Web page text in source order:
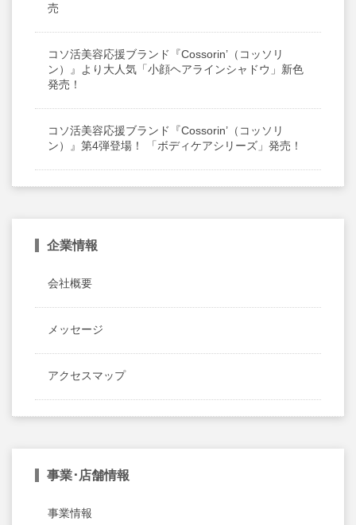
売
コソ活美容応援ブランド『Cossorin’（コッソリ
ン）』より大人気「小顔ヘアラインシャドウ」新色
発売！
コソ活美容応援ブランド『Cossorin’（コッソリ
ン）』第4弾登場！ 「ボディケアシリーズ」発売！
企業情報
会社概要
メッセージ
アクセスマップ
事業･店舗情報
事業情報